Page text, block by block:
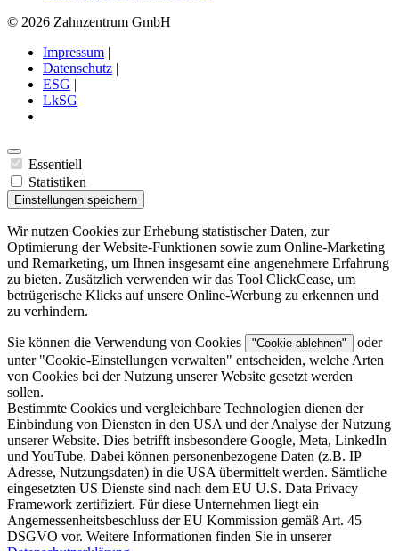
© 2026 Zahnzentrum GmbH
Impressum |
Datenschutz |
ESG |
LkSG
Essentiell
Statistiken
Einstellungen speichern
Wir nutzen Cookies zur Erhebung statistischer Daten, zur
Optimierung der Website-Funktionen sowie zum Online-Marketing
und Remarketing, um Ihnen insgesamt eine angenehmere Erfahrung
zu bieten. Zusätzlich verwenden wir das Tool ClickCease, um
betrügerische Klicks auf unsere Online-Werbung zu erkennen und
zu verhindern.
Sie können die Verwendung von Cookies "Cookie ablehnen"
oder
unter "Cookie-Einstellungen verwalten" entscheiden, welche Arten
von Cookies bei der Nutzung unserer Website gesetzt werden
sollen.
Bestimmte Cookies und vergleichbare Technologien dienen der
Einbindung von Diensten in den USA und der Analyse der Nutzung
unserer Website. Dies betrifft insbesondere Google, Meta, LinkedIn
und YouTube. Dabei können personenbezogene Daten (z.B. IP
Adresse, Nutzungsdaten) in die USA übermittelt werden. Sämtliche
eingesetzten US Dienste sind nach dem EU U.S. Data Privacy
Framework zertifiziert. Für diese Unternehmen liegt ein
Angemessenheitsbeschluss der EU Kommission gemäß Art. 45
DSGVO vor. Weitere Informationen finden Sie in unserer